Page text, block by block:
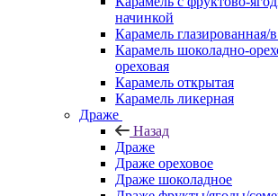
начинкой
Карамель глазированная/
Карамель шоколадно-
ореховая
Карамель открытая
Карамель ликерная
Драже
Назад
Драже
Драже ореховое
Драже шоколадное